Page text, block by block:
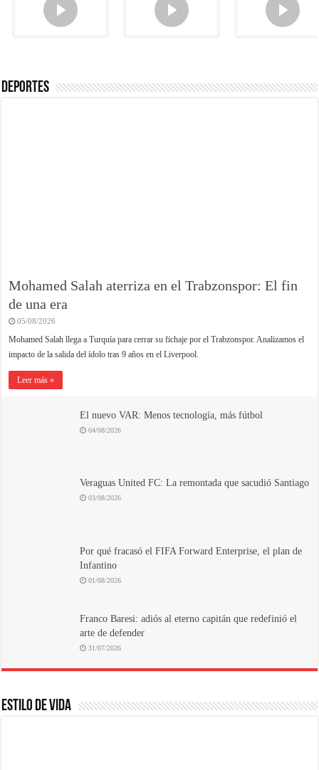
DEPORTES
Mohamed Salah aterriza en el Trabzonspor: El fin
de una era
05/08/2026
Mohamed Salah llega a Turquía para cerrar su fichaje por el Trabzonspor. Analizamos el
impacto de la salida del ídolo tras 9 años en el Liverpool.
Leer más »
El nuevo VAR: Menos tecnología, más fútbol
04/08/2026
Veraguas United FC: La remontada que sacudió Santiago
03/08/2026
Por qué fracasó el FIFA Forward Enterprise, el plan de
Infantino
01/08/2026
Franco Baresi: adiós al eterno capitán que redefinió el
arte de defender
31/07/2026
ESTILO DE VIDA